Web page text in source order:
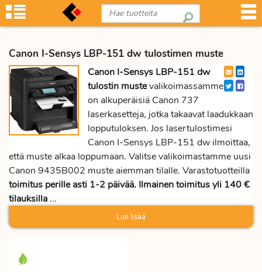
Canon I-Sensys LBP-151 dw tulostimen muste
Canon I-Sensys LBP-151 dw
tulostin mustevalikoimassamme
on alkuperäisiä Canon 737
laserkasetteja, jotka takaavat laadukkaan
lopputuloksen. Jos lasertulostimesi
Canon I-Sensys LBP-151 dw ilmoittaa,
että muste alkaa loppumaan. Valitse valikoimastamme uusi
Canon 9435B002 muste aiemman tilalle. Varastotuotteilla
toimitus perille asti 1-2 päivää. Ilmainen toimitus yli 140 €
tilauksilla ...
Lue lisää